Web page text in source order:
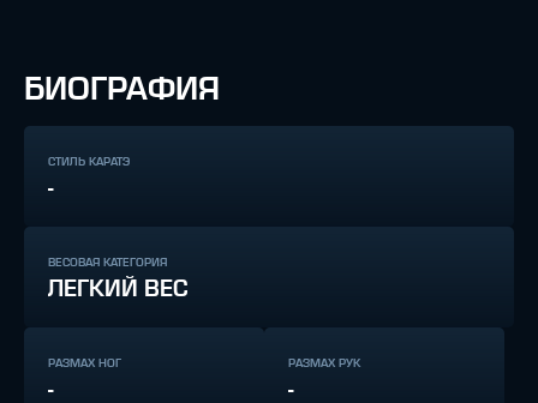
БИОГРАФИЯ
СТИЛЬ КАРАТЭ
-
ВЕСОВАЯ КАТЕГОРИЯ
ЛЕГКИЙ ВЕС
РАЗМАХ НОГ
-
РАЗМАХ РУК
-